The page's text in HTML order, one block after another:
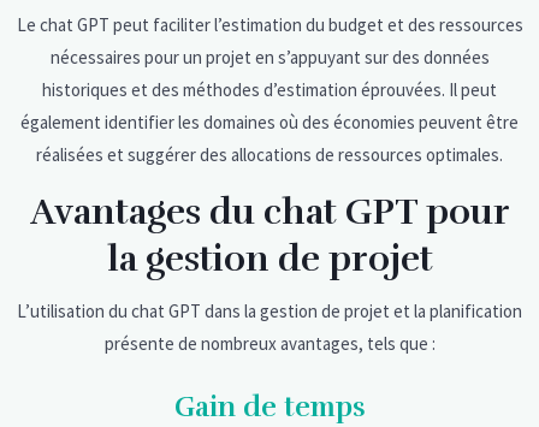
Le chat GPT peut faciliter l’estimation du budget et des ressources
nécessaires pour un projet en s’appuyant sur des données
historiques et des méthodes d’estimation éprouvées. Il peut
également identifier les domaines où des économies peuvent être
réalisées et suggérer des allocations de ressources optimales.
Avantages du chat GPT pour
la gestion de projet
L’utilisation du chat GPT dans la gestion de projet et la planification
présente de nombreux avantages, tels que :
Gain de temps